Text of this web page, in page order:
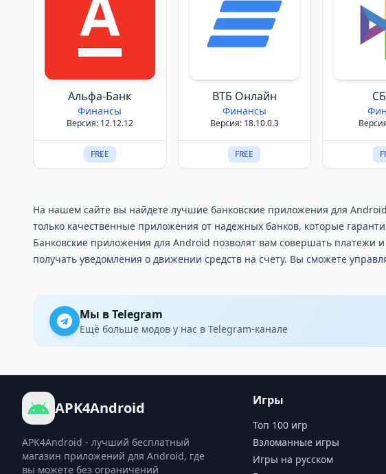
Альфа-Банк
Финансы
Версия: 12.12.12
FREE
ВТБ Онлайн
Финансы
Версия: 18.10.0.3
FREE
На нашем сайте вы найдете лучшие банковские приложения для
только качественные приложения от надежных банков, которые
Банковские приложения для Android позволят вам совершать платежи
получать уведомления о движении средств на счету. Вы сможете
Мы в Telegram
Ещё больше модов у нас в Telegram-канале
APK4Android
APK4Android - лучший бесплатный
магазин приложений для Android, где
вы можете без ограничений
Игры
Топ 100 игр
Взломанные игры
Игры на русском